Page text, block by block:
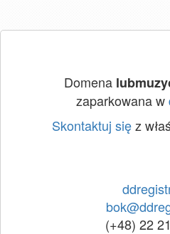
Domena
zaparkowana w
Skontaktuj sięz
(+48) 22